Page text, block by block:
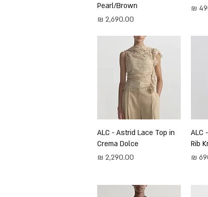
Pearl/Brown
מחיר
ALC
Rib
תצוגה מהירה
ALC - Astrid Lace Top in
Crema Dolce
מחיר